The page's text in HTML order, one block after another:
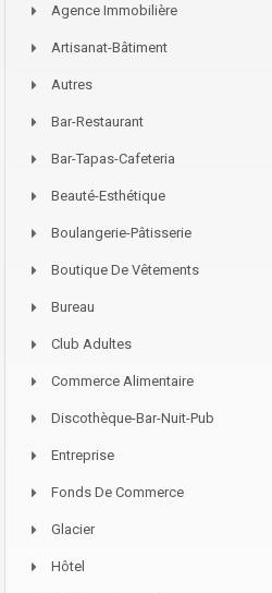
Agence Immobilière
Artisanat-Bâtiment
Autres
Bar-Restaurant
Bar-Tapas-Cafeteria
Beauté-Esthétique
Boulangerie-Pâtisserie
Boutique De Vêtements
Bureau
Club Adultes
Commerce Alimentaire
Discothèque-Bar-Nuit-Pub
Entreprise
Fonds De Commerce
Glacier
Hôtel